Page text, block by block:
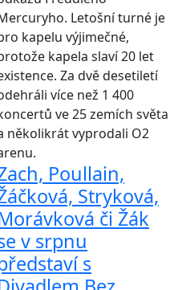
Letošní turné je
kapelu výjimečné,
kapela slaví 20 let
Za dvě desetiletí
více než 1 400
ve 25 zemích světa
několikrát vyprodali O2
Poullain,
Stryková,
či Žák
v srpnu
s